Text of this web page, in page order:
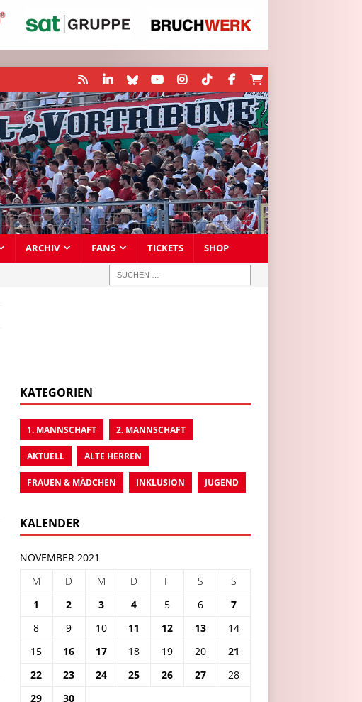
ARCHIV FANS TICKETS SHOP
KATEGORIEN
1. MANNSCHAFT 2. MANNSCHAFT
AKTUELL ALTE HERREN
FRAUEN & MÄDCHEN INKLUSION JUGEND
KALENDER
NOVEMBER 2021
M
D M D F S
S
1
2 3 4 5 6
7
8
9 10 11 12 13
14
15
16 17 18 19 20
21
22
23 24 25 26 27
28
29
30